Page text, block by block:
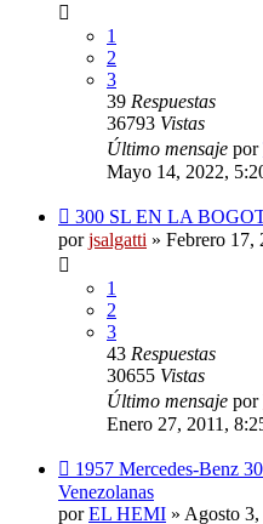
1
2
3
39 Respuestas
36793 Vistas
Último mensaje por
Mayo 14, 2022,
300 SL EN LA
porjsalgatti » Febrero 17,
1
2
3
43 Respuestas
30655 Vistas
Último mensaje por
Enero 27, 2011,
1957 Mercedes-Benz
Venezolanas
porEL HEMI » Agosto